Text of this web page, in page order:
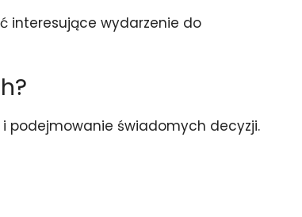
interesujące wydarzenie do
podejmowanie świadomych decyzji.